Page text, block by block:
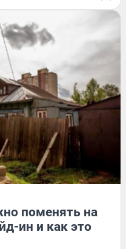
поменять на
ин и как это